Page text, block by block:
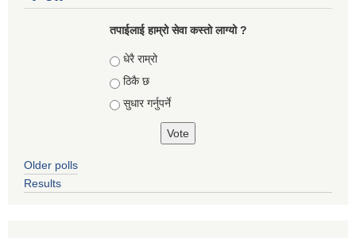
तपाईलाई हाम्रो सेवा कस्तो लाग्यो ?
Choices
धेरै राम्रो
ठिकै छ
सुधार गर्नुपर्ने
Older polls
Results